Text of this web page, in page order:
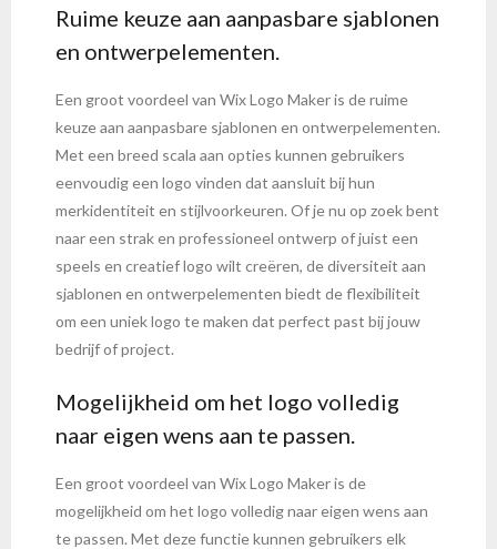
Ruime keuze aan aanpasbare sjablonen
en ontwerpelementen.
Een groot voordeel van Wix Logo Maker is de ruime
keuze aan aanpasbare sjablonen en ontwerpelementen.
Met een breed scala aan opties kunnen gebruikers
eenvoudig een logo vinden dat aansluit bij hun
merkidentiteit en stijlvoorkeuren. Of je nu op zoek bent
naar een strak en professioneel ontwerp of juist een
speels en creatief logo wilt creëren, de diversiteit aan
sjablonen en ontwerpelementen biedt de flexibiliteit
om een uniek logo te maken dat perfect past bij jouw
bedrijf of project.
Mogelijkheid om het logo volledig
naar eigen wens aan te passen.
Een groot voordeel van Wix Logo Maker is de
mogelijkheid om het logo volledig naar eigen wens aan
te passen. Met deze functie kunnen gebruikers elk